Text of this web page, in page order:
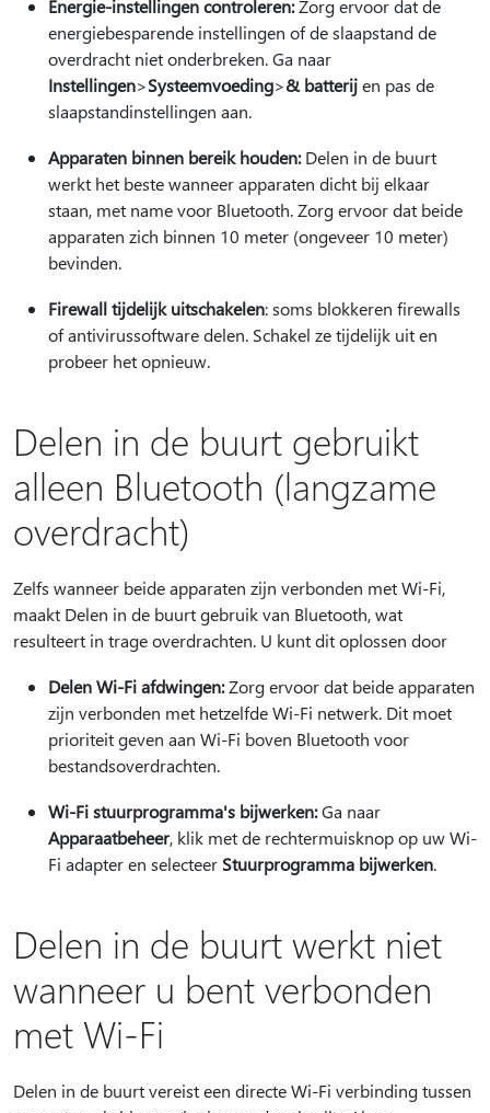
Energie-instellingen controleren:Zorg ervoor dat de
energiebesparende instellingen of de slaapstand de
overdracht niet onderbreken. Ga naar
Instellingen>Systeemvoeding>& batterijen pas de
slaapstandinstellingen aan.
Apparaten binnen bereik houden:Delen in de buurt
werkt het beste wanneer apparaten dicht bij elkaar
staan, met name voor Bluetooth. Zorg ervoor dat beide
apparaten zich binnen 10 meter (ongeveer 10 meter)
bevinden.
Firewall tijdelijk uitschakelen: soms blokkeren firewalls
of antivirussoftware delen. Schakel ze tijdelijk uit en
probeer het opnieuw.
Delen in de buurt gebruikt
alleen Bluetooth (langzame
overdracht)
Zelfs wanneer beide apparaten zijn verbonden met Wi-Fi,
maakt Delen in de buurt gebruik van Bluetooth, wat
resulteert in trage overdrachten. U kunt dit oplossen door
Delen Wi-Fi afdwingen:Zorg ervoor dat beide apparaten
zijn verbonden met hetzelfde Wi-Fi netwerk. Dit moet
prioriteit geven aan Wi-Fi boven Bluetooth voor
bestandsoverdrachten.
Wi-Fi stuurprogramma's bijwerken:Ga naar
Apparaatbeheer, klik met de rechtermuisknop op uw Wi-
Fi adapter en selecteer Stuurprogramma bijwerken.
Delen in de buurt werkt niet
wanneer u bent verbonden
met Wi-Fi
Delen in de buurt vereist een directe Wi-Fi verbinding tussen